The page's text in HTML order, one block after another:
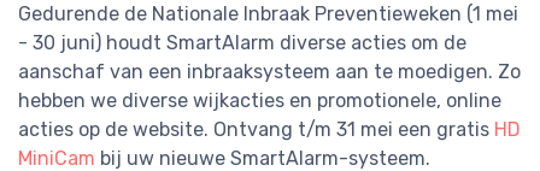
Gedurende de Nationale Inbraak Preventieweken (1 mei
- 30 juni) houdt SmartAlarm diverse acties om de
aanschaf van een inbraaksysteem aan te moedigen. Zo
hebben we diverse wijkacties en promotionele, online
acties op de website. Ontvang t/m 31 mei een gratis HD
MiniCam bij uw nieuwe SmartAlarm-systeem.